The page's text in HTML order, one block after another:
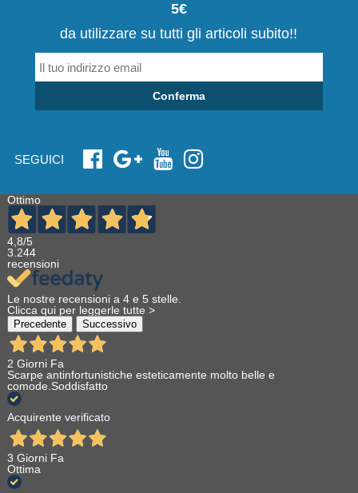
5€
da utilizzare su tutti gli articoli subito!!
Conferma
SEGUICI
Ottimo
4,8/5
3.244
recensioni
Le nostre recensioni a 4 e 5 stelle.
Clicca qui per leggerle tutte >
Precedente Successivo
2 Giorni Fa
Scarpe antinfortunistiche esteticamente molto belle e
comode.Soddisfatto
Acquirente verificato
3 Giorni Fa
Ottima